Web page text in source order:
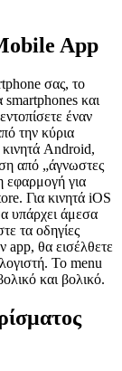
App
σας, το
smartphones και
έναν
την κύρια
κινητά Android,
από „άγνωστες
εφαρμογή για
Για κινητά iOS
υπάρχει άμεσα
τα οδηγίες
app, θα εισέλθετε
Το menu
και βολικό.